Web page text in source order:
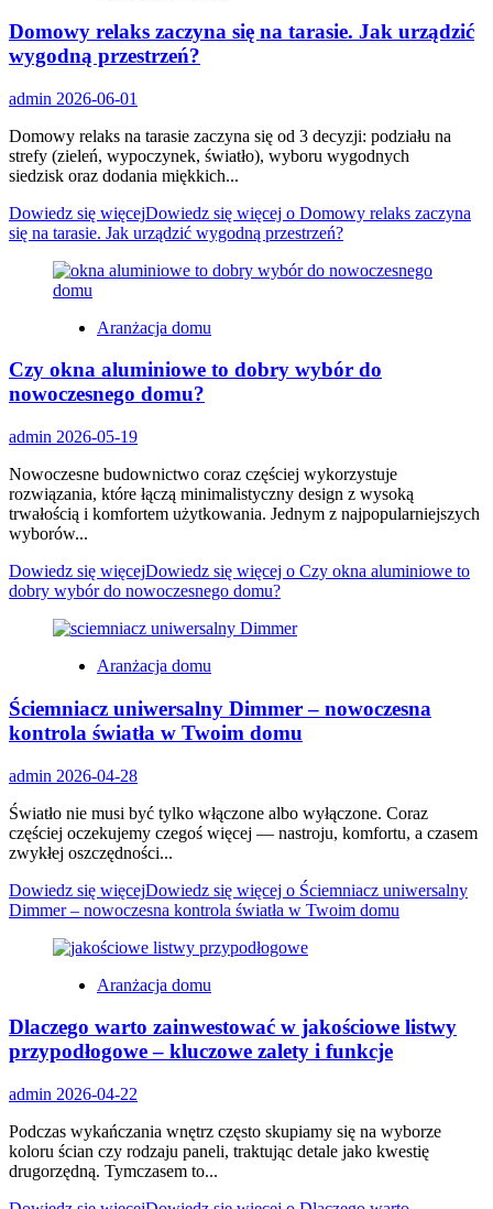
Domowy relaks zaczyna się na tarasie. Jak urządzić
wygodną przestrzeń?
admin 2026-06-01
Domowy relaks na tarasie zaczyna się od 3 decyzji: podziału na
strefy (zieleń, wypoczynek, światło), wyboru wygodnych
siedzisk oraz dodania miękkich...
Dowiedz się więcejDowiedz się więcej o Domowy relaks zaczyna
się na tarasie. Jak urządzić wygodną przestrzeń?
Aranżacja domu
Czy okna aluminiowe to dobry wybór do
nowoczesnego domu?
admin 2026-05-19
Nowoczesne budownictwo coraz częściej wykorzystuje
rozwiązania, które łączą minimalistyczny design z wysoką
trwałością i komfortem użytkowania. Jednym z najpopularniejszych
wyborów...
Dowiedz się więcejDowiedz się więcej o Czy okna aluminiowe to
dobry wybór do nowoczesnego domu?
Aranżacja domu
Ściemniacz uniwersalny Dimmer – nowoczesna
kontrola światła w Twoim domu
admin 2026-04-28
Światło nie musi być tylko włączone albo wyłączone. Coraz
częściej oczekujemy czegoś więcej — nastroju, komfortu, a czasem
zwykłej oszczędności...
Dowiedz się więcejDowiedz się więcej o Ściemniacz uniwersalny
Dimmer – nowoczesna kontrola światła w Twoim domu
Aranżacja domu
Dlaczego warto zainwestować w jakościowe listwy
przypodłogowe – kluczowe zalety i funkcje
admin 2026-04-22
Podczas wykańczania wnętrz często skupiamy się na wyborze
koloru ścian czy rodzaju paneli, traktując detale jako kwestię
drugorzędną. Tymczasem to...